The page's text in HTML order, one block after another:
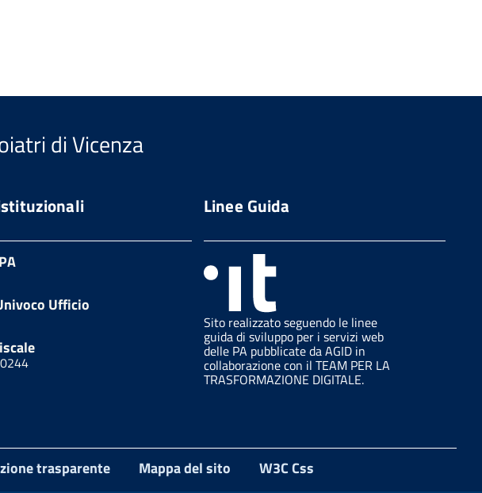
di Vicenza
Ufficio
Linee Guida
Sito realizzato seguendo le linee
guida di sviluppo per i servizi web
delle PA pubblicate da AGID in
collaborazione con il TEAM PER LA
TRASFORMAZIONE DIGITALE.
trasparente Mappa del sito W3C Css